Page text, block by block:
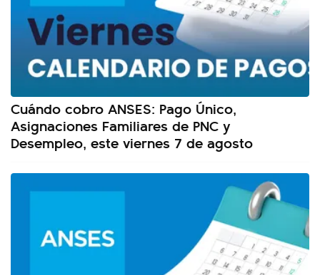
Cuándo cobro ANSES: Pago Único,
Asignaciones Familiares de PNC y
Desempleo, este viernes 7 de agosto